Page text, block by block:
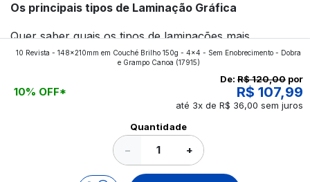
Os principais tipos de Laminação Gráfica
Quer saber quais os tipos de laminações mais
aplicados nos impressos da gráfica FuturaIM? Então,
continue a leitura que vamos revelar para você!
10 Revista - 148x210mm em Couché Brilho 150g - 4x4 - Sem Enobrecimento - Dobra
e Grampo Canoa (17915)
10% OFF*
De: R$ 120,00 por
R$ 107,99
até 3x de R$ 36,00 sem juros
Quantidade
− +